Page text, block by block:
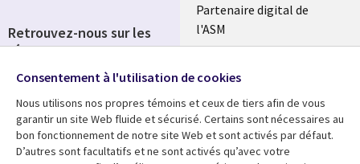
Partenaire digital de
l'ASM
Fusions
Ressources Support
Retrouvez-nous sur les
réseaux
Social
Media
FRANCE
Consentement à l'utilisation de cookies
Nous utilisons nos propres témoins et ceux de tiers afin de vous
garantir un site Web fluide et sécurisé. Certains sont nécessaires au
bon fonctionnement de notre site Web et sont activés par défaut.
D’autres sont facultatifs et ne sont activés qu’avec votre